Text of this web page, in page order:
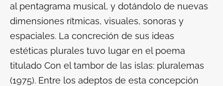
al pentagrama musical, y dotándolo de nuevas
dimensiones rítmicas, visuales, sonoras y
espaciales. La concreción de sus ideas
estéticas plurales tuvo lugar en el poema
titulado Con el tambor de las islas: pluralemas
(1975). Entre los adeptos de esta concepción